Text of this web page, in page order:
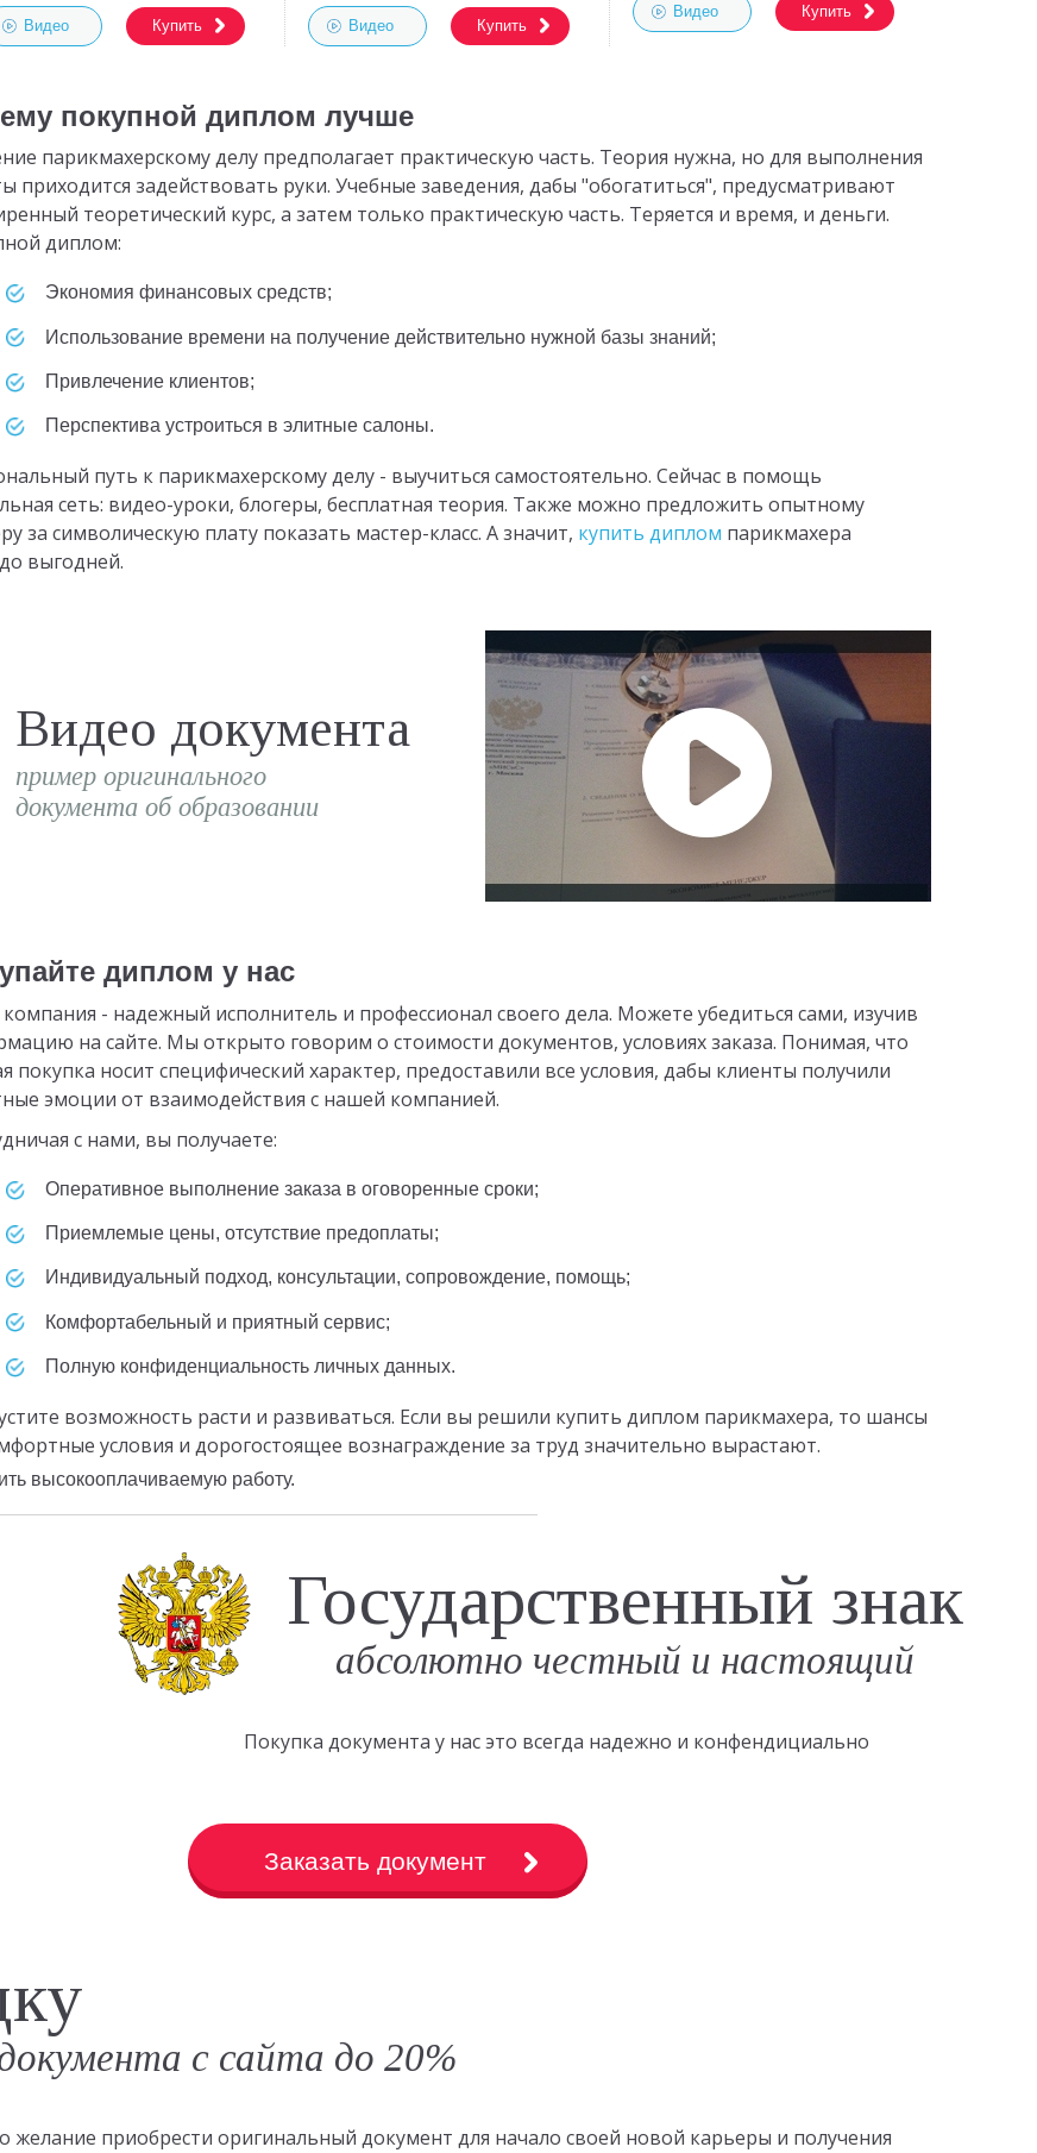
Видео Купить Видео Купить
Видео Купить
покупной диплом лучше
парикмахерскому делу предполагает практическую часть. Теория нужна, но для выполнения
приходится задействовать руки. Учебные заведения, дабы "обогатиться", предусматривают
теоретический курс, а затем только практическую часть. Теряется и время, и деньги.
диплом:
Экономия финансовых средств;
Использование времени на получение действительно нужной базы знаний;
Привлечение клиентов;
Перспектива устроиться в элитные салоны.
путь к парикмахерскому делу - выучиться самостоятельно. Сейчас в помощь
сеть: видео-уроки, блогеры, бесплатная теория. Также можно предложить опытному
за символическую плату показать мастер-класс. А значит, купить диплом парикмахера
выгодней.
Видео документа
пример оригинального
документа об образовании
диплом у нас
- надежный исполнитель и профессионал своего дела. Можете убедиться сами, изучив
на сайте. Мы открыто говорим о стоимости документов, условиях заказа. Понимая, что
покупка носит специфический характер, предоставили все условия, дабы клиенты получили
эмоции от взаимодействия с нашей компанией.
с нами, вы получаете:
Оперативное выполнение заказа в оговоренные сроки;
Приемлемые цены, отсутствие предоплаты;
Индивидуальный подход, консультации, сопровождение, помощь;
Комфортабельный и приятный сервис;
Полную конфиденциальность личных данных.
возможность расти и развиваться. Если вы решили купить диплом парикмахера, то шансы
условия и дорогостоящее вознаграждение за труд значительно вырастают.
высокооплачиваемую работу.
Государственный знак
абсолютно честный и настоящий
Покупка документа у нас это всегда надежно и конфендициально
Заказать документ
с сайта до 20%
желание приобрести оригинальный документ для начало своей новой карьеры и получения